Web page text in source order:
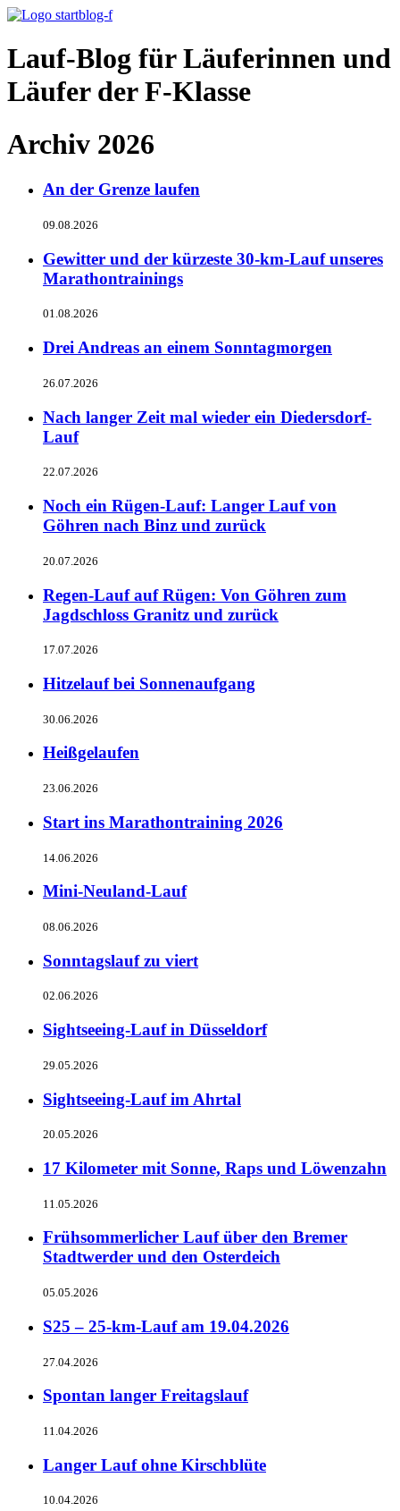
Lauf-Blog für Läuferinnen und
Läufer der F-Klasse
Archiv 2026
An der Grenze laufen
09.08.2026
Gewitter und der kürzeste 30-km-Lauf unseres
Marathontrainings
01.08.2026
Drei Andreas an einem Sonntagmorgen
26.07.2026
Nach langer Zeit mal wieder ein Diedersdorf-
Lauf
22.07.2026
Noch ein Rügen-Lauf: Langer Lauf von
Göhren nach Binz und zurück
20.07.2026
Regen-Lauf auf Rügen: Von Göhren zum
Jagdschloss Granitz und zurück
17.07.2026
Hitzelauf bei Sonnenaufgang
30.06.2026
Heißgelaufen
23.06.2026
Start ins Marathontraining 2026
14.06.2026
Mini-Neuland-Lauf
08.06.2026
Sonntagslauf zu viert
02.06.2026
Sightseeing-Lauf in Düsseldorf
29.05.2026
Sightseeing-Lauf im Ahrtal
20.05.2026
17 Kilometer mit Sonne, Raps und Löwenzahn
11.05.2026
Frühsommerlicher Lauf über den Bremer
Stadtwerder und den Osterdeich
05.05.2026
S25 – 25-km-Lauf am 19.04.2026
27.04.2026
Spontan langer Freitagslauf
11.04.2026
Langer Lauf ohne Kirschblüte
10.04.2026